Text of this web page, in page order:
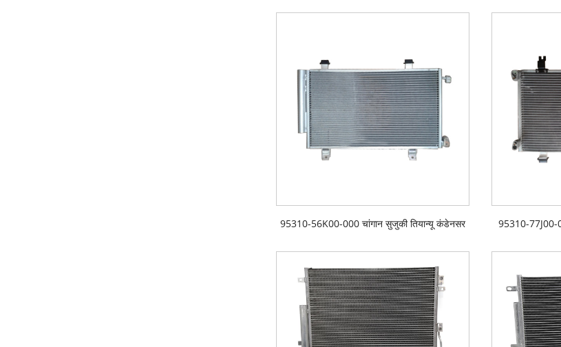
95310-56K00-000 चांगान सुजुकी तियान्यू कंडेनसर 95310-77J00-